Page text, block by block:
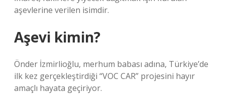
aşevlerine verilen isimdir.
Aşevi kimin?
Önder İzmirlioğlu, merhum babası adına, Türkiye’de
ilk kez gerçekleştirdiği “VOC CAR” projesini hayır
amaçlı hayata geçiriyor.